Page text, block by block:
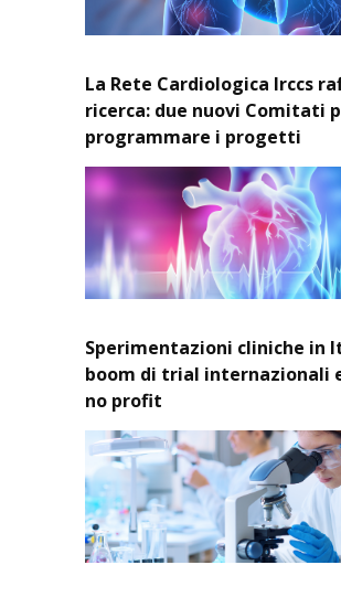
La Rete Cardiologica Irccs
ricerca: due nuovi Comitati
programmare i progetti
Sperimentazioni cliniche in
boom di trial internazionali
no profit